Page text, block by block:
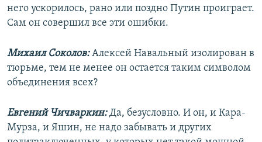
него ускорилось, рано или поздно Путин проиграет.
Сам он совершил все эти ошибки.
Михаил Соколов:Алексей Навальный изолирован в
тюрьме, тем не менее он остается таким символом
объединения всех?
Евгений Чичваркин:Да, безусловно. И он, и Кара-
Мурза, и Яшин, не надо забывать и других